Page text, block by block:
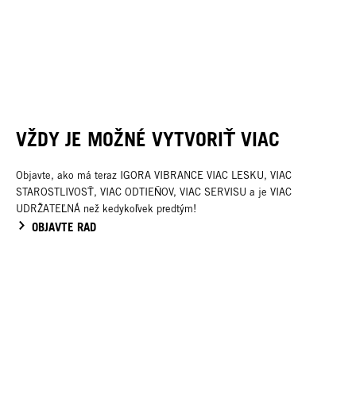
VŽDY JE MOŽNÉ VYTVORIŤ VIAC
Objavte, ako má teraz IGORA VIBRANCE VIAC LESKU, VIAC
STAROSTLIVOSŤ, VIAC ODTIEŇOV, VIAC SERVISU a je VIAC
UDRŽATEĽNÁ než kedykoľvek predtým!
OBJAVTE RAD